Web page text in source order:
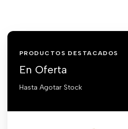
PRODUCTOS DESTACADOS
En Oferta
Hasta Agotar Stock